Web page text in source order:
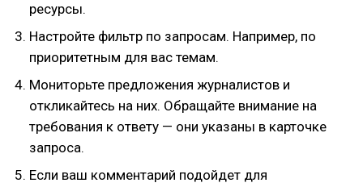
ресурсы.
Настройте фильтр по запросам. Например, по
приоритетным для вас темам.
Мониторьте предложения журналистов и
откликайтесь на них. Обращайте внимание на
требования к ответу — они указаны в карточке
запроса.
Если ваш комментарий подойдет для